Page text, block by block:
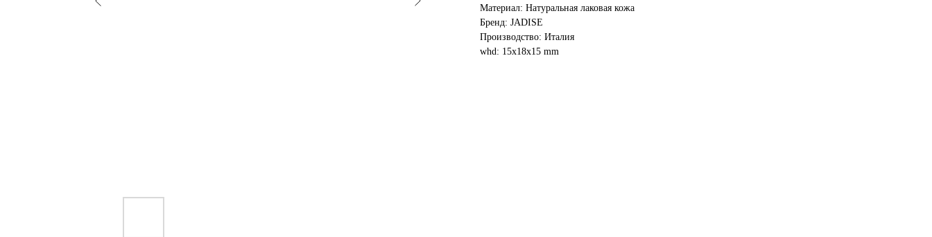
Материал: Натуральная лаковая кожа
Бренд: JADISE
Производство: Италия
whd: 15x18x15 mm